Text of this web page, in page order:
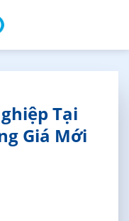
Tại
Giá Mới